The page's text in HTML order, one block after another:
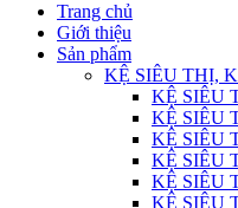
Trang chủ
Giới thiệu
Sản phẩm
KỆ SIÊU THỊ,
KỆ SIÊU
KỆ SIÊU
KỆ SIÊU
KỆ SIÊU
KỆ SIÊU
KỆ SIÊU